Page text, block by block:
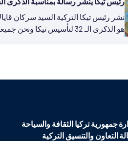
هو الذكرى الـ 32 لتأسيس تيكا ونحن جميعا نشعر بالفخر لمشاركة تجربة بلادنا في مجال التنمية...
جمهورية تركيا الثقافة والسياحة
التعاون والتنسيق التركية